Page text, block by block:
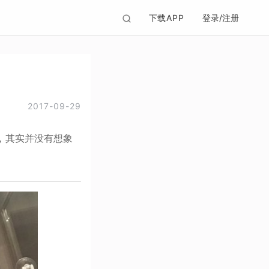
下载APP 登录/注册
2017-09-29
其实并没有想象